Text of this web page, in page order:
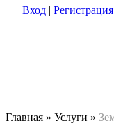
Вход | Регистрация
Главная » Услуги »